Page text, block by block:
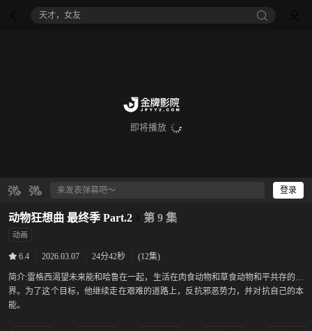
天才，女友
即将播放
登录
动物狂想曲 最终季 Part.2 第 9 集
动画
6.4 2026.03.07 24分42秒 (12集)
简介:雷格西渴望未来能和哈鲁在一起，生活在肉食动物和草食动物和平共存的世
界。为了这个目标，他继续走在艰难的道路上，反抗邪恶势力，并对抗自己的本
能。